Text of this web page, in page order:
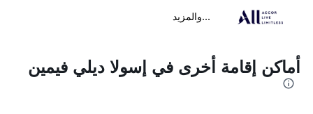
...والمزيد
أماكن إقامة أخرى في إسولا ديلي فيمين